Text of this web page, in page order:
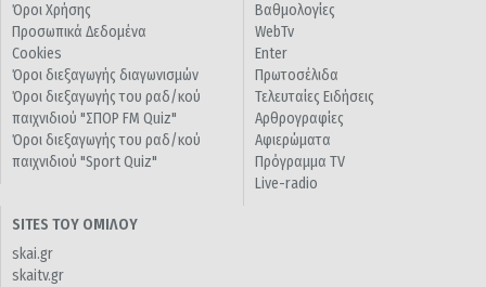
Όροι Χρήσης
Προσωπικά Δεδομένα
Cookies
Όροι διεξαγωγής διαγωνισμών
Όροι διεξαγωγής του ραδ/κού
παιχνιδιού "ΣΠΟΡ FM Quiz"
Όροι διεξαγωγής του ραδ/κού
παιχνιδιού "Sport Quiz"
Βαθμολογίες
WebTv
Enter
Πρωτοσέλιδα
Τελευταίες Ειδήσεις
Αρθρογραφίες
Αφιερώματα
Πρόγραμμα TV
Live-radio
SITES ΤΟΥ ΟΜΙΛΟΥ
skai.gr
skaitv.gr